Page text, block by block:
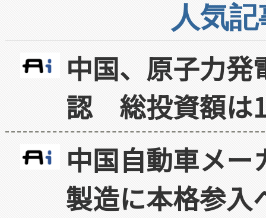
人気
中国、原子力
認 総投資額は
中国自動車メ
製造に本格参入